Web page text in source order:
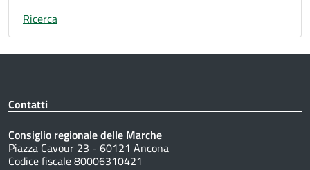
Ricerca
Contatti
Consiglio regionale delle Marche
Piazza Cavour 23 - 60121 Ancona
Codice fiscale 80006310421